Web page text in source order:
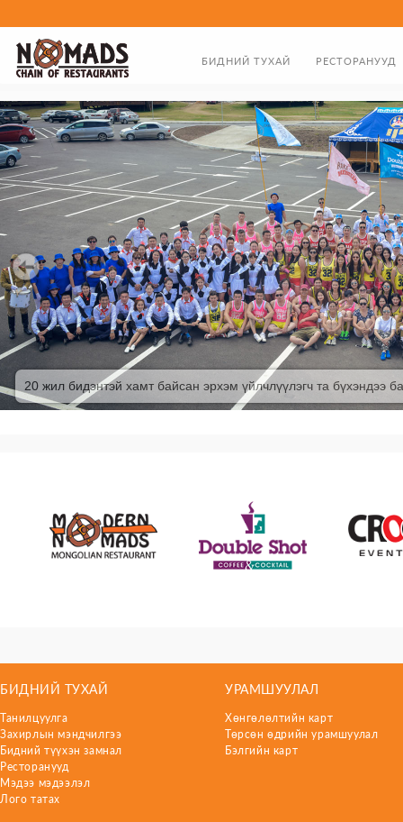
РЕСТОРАНУУД
ХООЛНЫ ЦЭС
БИДНИЙ ТУХАЙ
ТАНИЛЦУУЛГА
ЗАХИРЛЫН МЭНДЧИЛГЭЭ
БИДНИЙ ТҮҮХЭН ЗАМНАЛ
20 жил бидэнтэй хамт байсан эрхэм үйлчлүүлэгч та бүхэндээ
БИДНИЙ ТУХАЙ
Танилцуулга
Захирлын мэндчилгээ
Бидний түүхэн замнал
Ресторанууд
Мэдээ мэдээлэл
Лого татах
УРАМШУУЛАЛ
Хөнгөлөлтийн карт
Төрсөн өдрийн урамшуулал
Бэлгийн карт